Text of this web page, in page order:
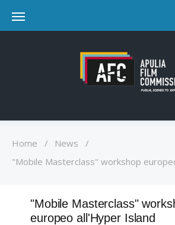
Home / News
/
"Mobile Masterclass" workshop
"Mobile Masterclass"
europeo all'Hyper Island